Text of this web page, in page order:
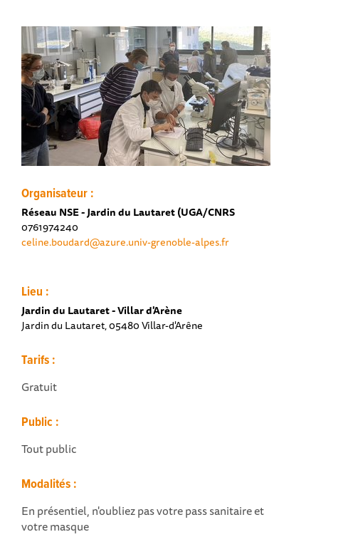
Organisateur :
Réseau NSE - Jardin du Lautaret (UGA/CNRS
0761974240
celine.boudard@azure.univ-grenoble-alpes.fr
Lieu :
Jardin du Lautaret - Villar d'Arène
Jardin du Lautaret, 05480 Villar-d'Arêne
Tarifs :
Gratuit
Public :
Tout public
Modalités :
En présentiel, n'oubliez pas votre pass sanitaire et
votre masque